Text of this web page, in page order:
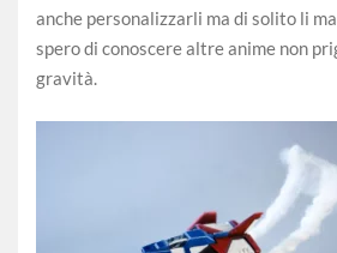
anche personalizzarli ma di solito li
spero di conoscere altre anime non
gravità.